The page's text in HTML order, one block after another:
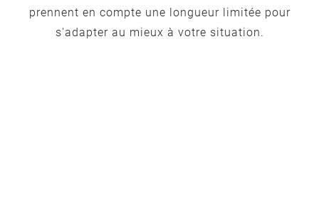
prennent en compte une longueur limitée pour
s'adapter au mieux à votre situation.